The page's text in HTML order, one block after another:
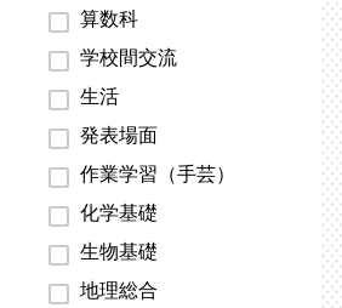
算数科
学校間交流
生活
発表場面
作業学習（手芸）
化学基礎
生物基礎
地理総合